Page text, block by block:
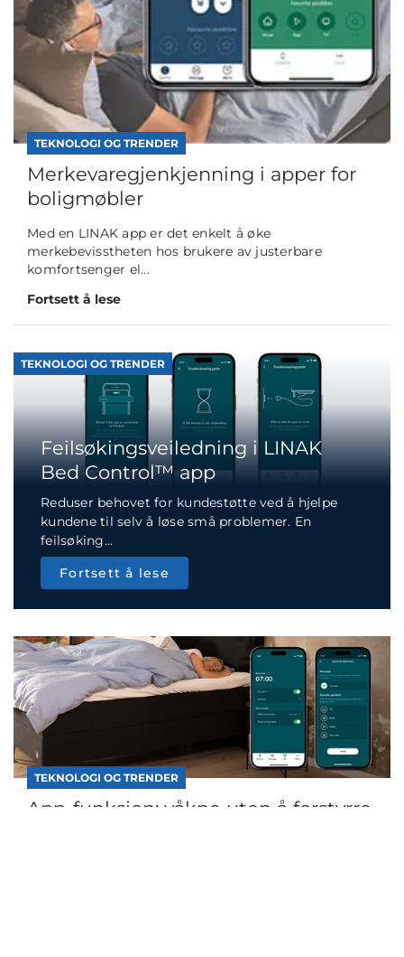
TEKNOLOGI OG TRENDER
Merkevaregjenkjenning i apper for
boligmøbler
Med en LINAK app er det enkelt å øke
merkebevisstheten hos brukere av justerbare
komfortsenger el...
Fortsett å lese
TEKNOLOGI OG TRENDER
Feilsøkingsveiledning i LINAK
Bed Control™ app
Reduser behovet for kundestøtte ved å hjelpe
kundene til selv å løse små problemer. En
feilsøking...
Fortsett å lese
TEKNOLOGI OG TRENDER
App-funksjon: våkne uten å forstyrre